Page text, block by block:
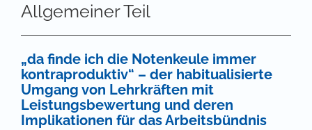
Allgemeiner Teil
„da finde ich die Notenkeule immer
kontraproduktiv“ – der habitualisierte
Umgang von Lehrkräften mit
Leistungsbewertung und deren
Implikationen für das Arbeitsbündnis